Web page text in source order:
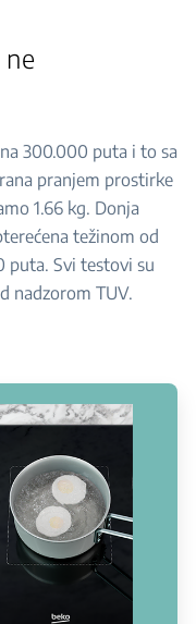
300.000 puta i to sa
pranjem prostirke
1.66 kg. Donja
težinom od
puta. Svi testovi su
nadzorom TUV.